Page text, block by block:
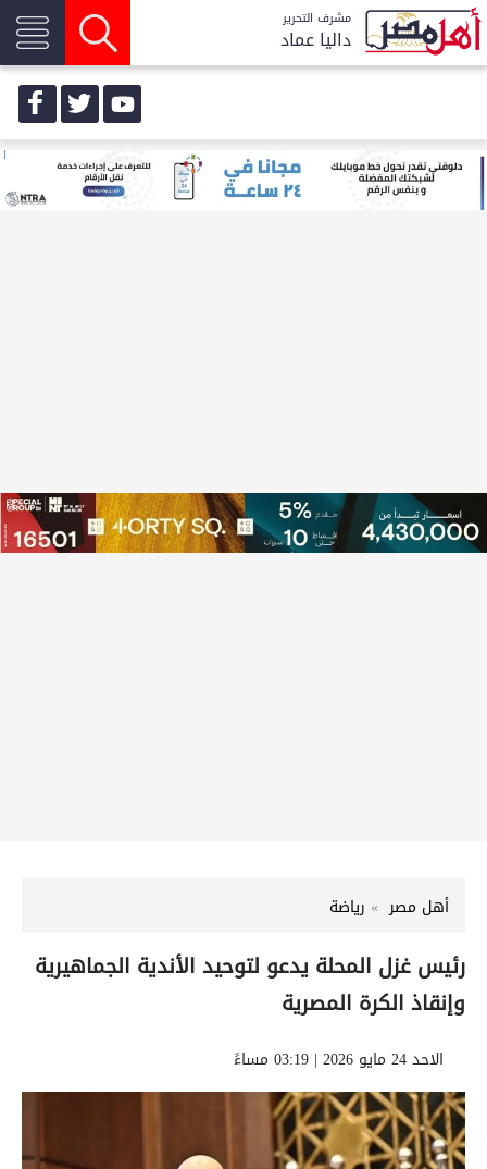
مشرف التحرير
داليا عماد
أهل مصر رياضة
رئيس غزل المحلة يدعو لتوحيد الأندية الجماهيرية
وإنقاذ الكرة المصرية
الاحد 24 مايو 2026 | 03:19 مساءً